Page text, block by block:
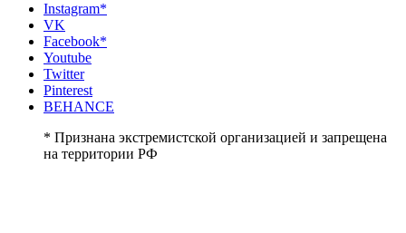
Instagram*
VK
Facebook*
Youtube
Twitter
Pinterest
BEHANCE
* Признана экстремистской организацией и запрещена
на территории РФ